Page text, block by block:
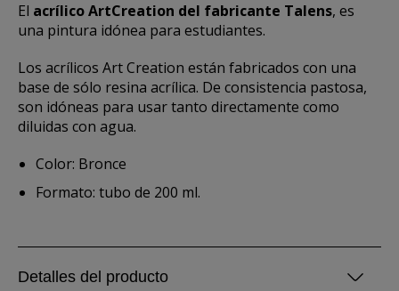
El acrílico ArtCreation del fabricante Talens, es
una pintura idónea para estudiantes.
Los acrílicos Art Creation están fabricados con una
base de sólo resina acrílica. De consistencia pastosa,
son idóneas para usar tanto directamente como
diluidas con agua.
Color: Bronce
Formato: tubo de 200 ml.
Detalles del producto